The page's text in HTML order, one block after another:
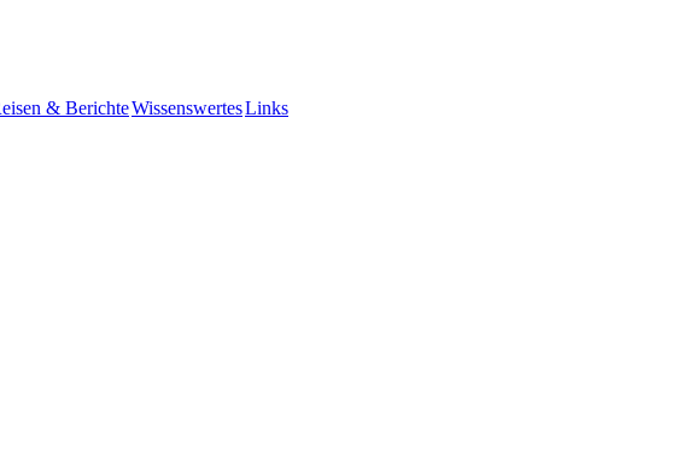
& BerichteWissenswertesLinks